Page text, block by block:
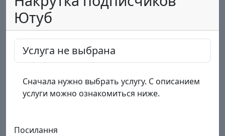
Ютуб
Услуга не выбрана
Сначала нужно выбрать услугу. С описанием
услуги можно ознакомиться ниже.
Посилання